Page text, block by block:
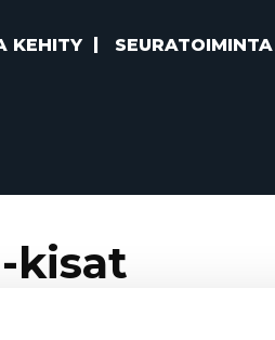
KEHITY SEURATOIMINTA
kisat